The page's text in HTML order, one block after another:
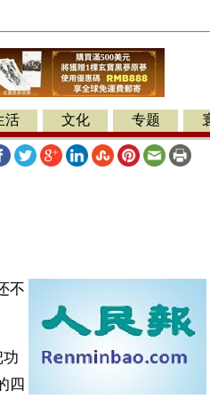
活 文化 专题
不
四